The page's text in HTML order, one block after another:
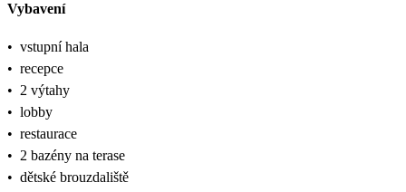
Vybavení
• vstupní hala
• recepce
• 2 výtahy
• lobby
• restaurace
• 2 bazény na terase
• dětské brouzdaliště